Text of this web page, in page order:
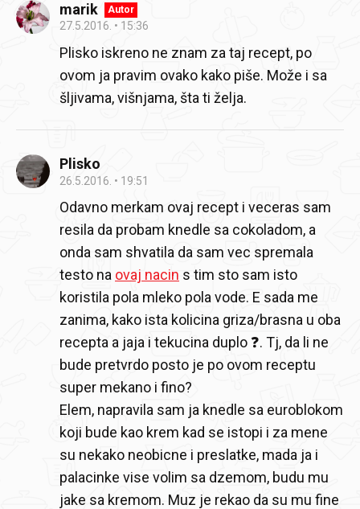
marik Autor
27.5.2016. 15:36
Plisko iskreno ne znam za taj recept, po
ovom ja pravim ovako kako piše. Može i sa
šljivama, višnjama, šta ti želja.
Plisko
26.5.2016. 19:51
Odavno merkam ovaj recept i veceras sam
resila da probam knedle sa cokoladom, a
onda sam shvatila da sam vec spremala
testo na ovaj nacin s tim sto sam isto
koristila pola mleko pola vode. E sada me
zanima, kako ista kolicina griza/brasna u oba
recepta a jaja i tekucina duplo ❓. Tj, da li ne
bude pretvrdo posto je po ovom receptu
super mekano i fino?
Elem, napravila sam ja knedle sa euroblokom
koji bude kao krem kad se istopi i za mene
su nekako neobicne i preslatke, mada ja i
palacinke vise volim sa dzemom, budu mu
jake sa kremom. Muz je rekao da su mu fine